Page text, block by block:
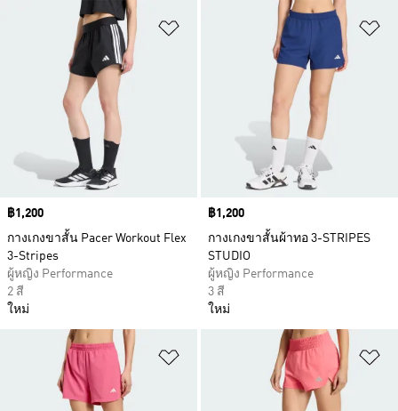
เพิ่มไปยังรายการสินค้าโปรด
Price
฿1,200
กางเกงขาสั้น Pacer Workout Flex
3-Stripes
ผู้หญิง Performance
2 สี
ใหม่
Price
฿1,200
กางเกงขาสั้นผ้าทอ 3-STRIPES
STUDIO
ผู้หญิง Performance
3 สี
ใหม่
เพิ่มไปยังรายการสินค้าโปรด